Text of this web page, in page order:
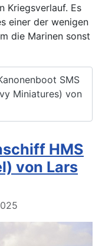
Kriegsverlauf. Es
einer der wenigen
die Marinen sonst
SMS
Miniatures) von
HMS
von Lars